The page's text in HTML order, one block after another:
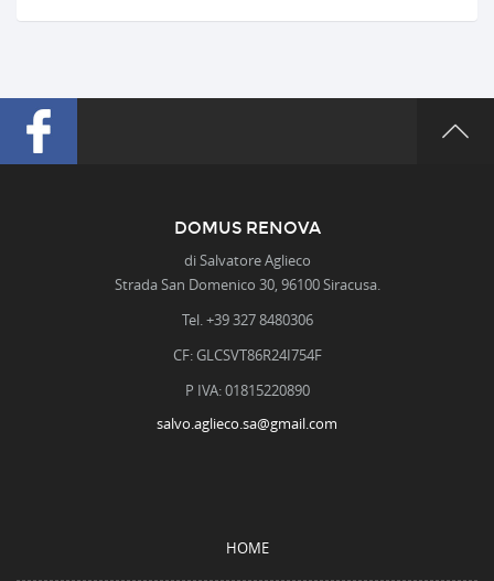
DOMUS RENOVA
di Salvatore Aglieco
Strada San Domenico 30, 96100 Siracusa.
Tel. +39 327 8480306
CF: GLCSVT86R24I754F
P IVA: 01815220890
salvo.aglieco.sa@gmail.com
HOME